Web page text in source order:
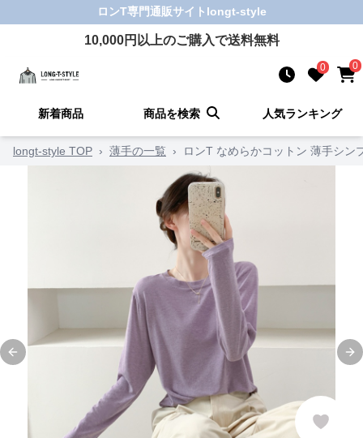
ロンT専門通販サイト longt-style
10,000円以上のご購入で送料無料
0 0
新着商品 商品を検索 人気ランキング
longt-style TOP › 薄手の一覧 › ロンT なめらかコットン 薄手シン
Previous slide